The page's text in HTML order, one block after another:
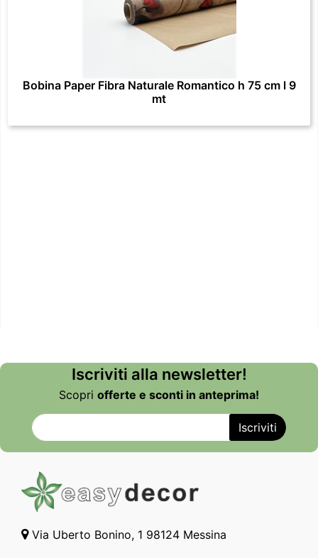
Bobina Paper Fibra Naturale Romantico h 75 cm l 9
mt
Iscriviti alla newsletter!
Scopri offerte e sconti in anteprima!
Via Uberto Bonino, 1 98124 Messina